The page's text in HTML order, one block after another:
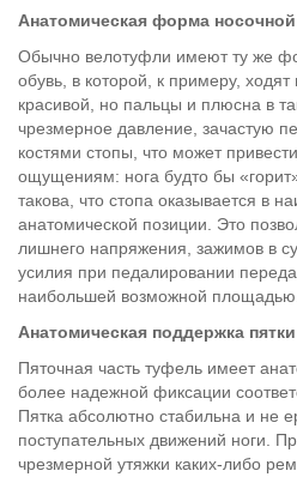
Анатомическая форма носочной
Обычно велотуфли имеют ту же
обувь, в которой, к примеру,
красивой, но пальцы и плюсна в
чрезмерное давление, зачастую
костями стопы, что может
ощущениям: нога будто бы
такова, что стопа оказывается в
анатомической позиции. Это
лишнего напряжения, зажимов в
усилия при педалировании
наибольшей возможной
Анатомическая поддержка пятки
Пяточная часть туфель имеет
более надежной фиксации
Пятка абсолютно стабильна и не
поступательных движений ноги.
чрезмерной утяжки каких-либо